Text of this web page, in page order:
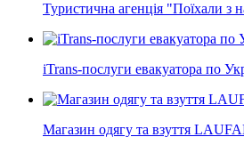
Туристична агенція "Поїхали з
iTrans-послуги евакуатора по
Магазин одягу та взуття